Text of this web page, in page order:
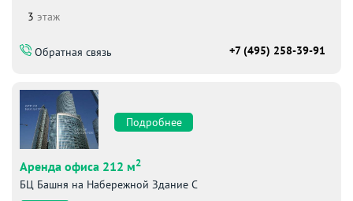
3 этаж
Обратная связь +7 (495) 258-39-91
Подробнее
Аренда офиса 212 м2
БЦ Башня на Набережной Здание С